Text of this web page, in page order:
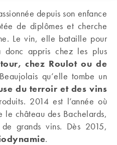
depuis son enfance
de diplômes et cherche
Le vin, elle bataille pour
appris chez les plus
chez Roulot ou de
qu’elle tombe un
du terroir et des vins
2014 est l’année où
château des Bachelards,
grands vins. Dès 2015,
.